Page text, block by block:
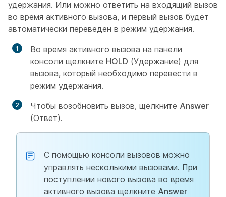
удержания. Или можно ответить на входящий вызов
во время активного вызова, и первый вызов будет
автоматически переведен в режим удержания.
Во время активного вызова на панели
консоли щелкните HOLD (Удержание) для
вызова, который необходимо перевести в
режим удержания.
Чтобы возобновить вызов, щелкните Answer
(Ответ).
С помощью консоли вызовов можно
управлять несколькими вызовами. При
поступлении нового вызова во время
активного вызова щелкните Answer